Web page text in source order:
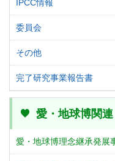
IPCC情報
委員会
その他
完了研究事業報告書
愛・地球博関連
愛・地球博理念継承発展